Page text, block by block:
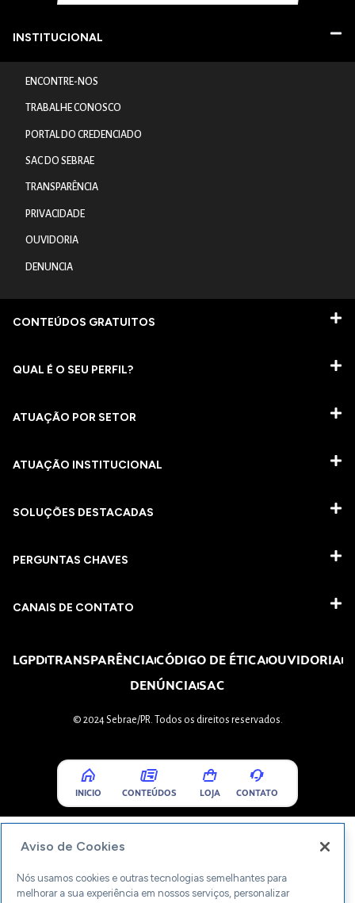
INSTITUCIONAL
ENCONTRE-NOS
TRABALHE CONOSCO
PORTAL DO CREDENCIADO
SAC DO SEBRAE
TRANSPARÊNCIA
PRIVACIDADE
OUVIDORIA
DENUNCIA
CONTEÚDOS GRATUITOS
QUAL É O SEU PERFIL?
ATUAÇÃO POR SETOR
ATUAÇÃO INSTITUCIONAL
SOLUÇÕES DESTACADAS
PERGUNTAS CHAVES​
CANAIS DE CONTATO
LGPDTRANSPARÊNCIACÓDIGO DE ÉTICAOUVIDORIA
DENÚNCIASAC
© 2024 Sebrae/PR. Todos os direitos reservados.
INICIO CONTEÚDOS LOJA CONTATO
Aviso de Cookies
Nós usamos cookies e outras tecnologias semelhantes para
melhorar a sua experiência em nossos serviços, personalizar